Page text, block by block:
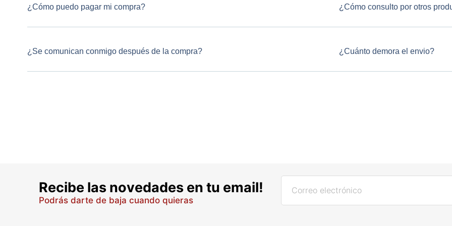
¿Cómo puedo pagar mi compra?
¿Se comunican conmigo después de la compra?
¿Cómo consulto por otros
¿Cuánto demora el envio?
Recibe las novedades en tu email!
Podrás darte de baja cuando quieras